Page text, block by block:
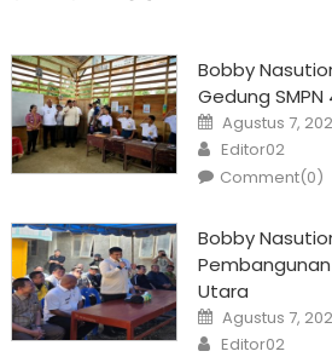
Bobby
Gedung
Posted
on
Agustus 7,
Author
Editor02
Comment(0)
Bobby
Utara
Posted
on
Agustus 7,
Author
Editor02